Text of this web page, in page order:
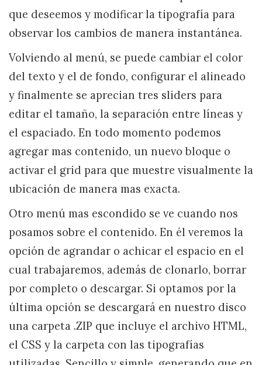
que deseemos y modificar la tipografía para
observar los cambios de manera instantánea.
Volviendo al menú, se puede cambiar el color
del texto y el de fondo, configurar el alineado
y finalmente se aprecian tres sliders para
editar el tamaño, la separación entre líneas y
el espaciado. En todo momento podemos
agregar mas contenido, un nuevo bloque o
activar el grid para que muestre visualmente la
ubicación de manera mas exacta.
Otro menú mas escondido se ve cuando nos
posamos sobre el contenido. En él veremos la
opción de agrandar o achicar el espacio en el
cual trabajaremos, además de clonarlo, borrar
por completo o descargar. Si optamos por la
última opción se descargará en nuestro disco
una carpeta .ZIP que incluye el archivo HTML,
el CSS y la carpeta con las tipografías